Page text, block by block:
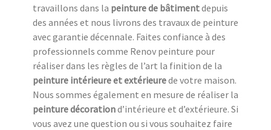
travaillons dans la peinture de bâtimentdepuis
des années et nous livrons des travaux de peinture
avec garantie décennale. Faites confiance à des
professionnels comme Renov peinture pour
réaliser dans les règles de l’art la finition de la
peinture intérieure et extérieurede votre maison.
Nous sommes également en mesure de réaliser la
peinture décorationd’intérieure et d’extérieure. Si
vous avez une question ou si vous souhaitez faire